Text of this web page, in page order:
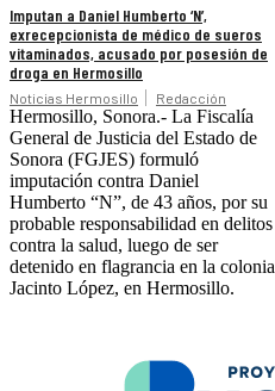
Imputan a Daniel Humberto ‘N’,
exrecepcionista de médico de sueros
vitaminados, acusado por posesión de
droga en Hermosillo
Noticias Hermosillo Redacción
Hermosillo, Sonora.- La Fiscalía
General de Justicia del Estado de
Sonora (FGJES) formuló
imputación contra Daniel
Humberto “N”, de 43 años, por su
probable responsabilidad en delitos
contra la salud, luego de ser
detenido en flagrancia en la colonia
Jacinto López, en Hermosillo.